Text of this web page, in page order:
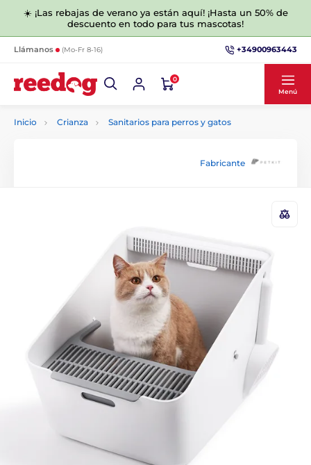
☀️ ¡Las rebajas de verano ya están aquí! ¡Hasta un 50% de
descuento en todo para tus mascotas!
Llámanos (Mo-Fr 8-16) +34900963443
0
Menú
Inicio Crianza Sanitarios para perros y gatos
Fabricante